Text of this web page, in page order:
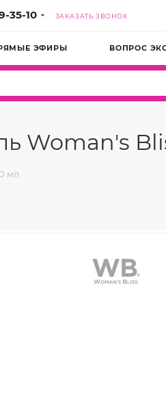
35-10 ЗАКАЗАТЬ ЗВОНОК
ЭФИРЫ ВОПРОС
мл